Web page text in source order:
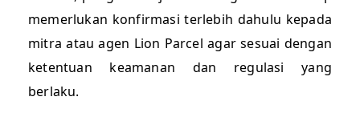
memerlukan konfirmasi terlebih dahulu kepada
mitra atau agen Lion Parcel agar sesuai dengan
ketentuan keamanan dan regulasi yang
berlaku.